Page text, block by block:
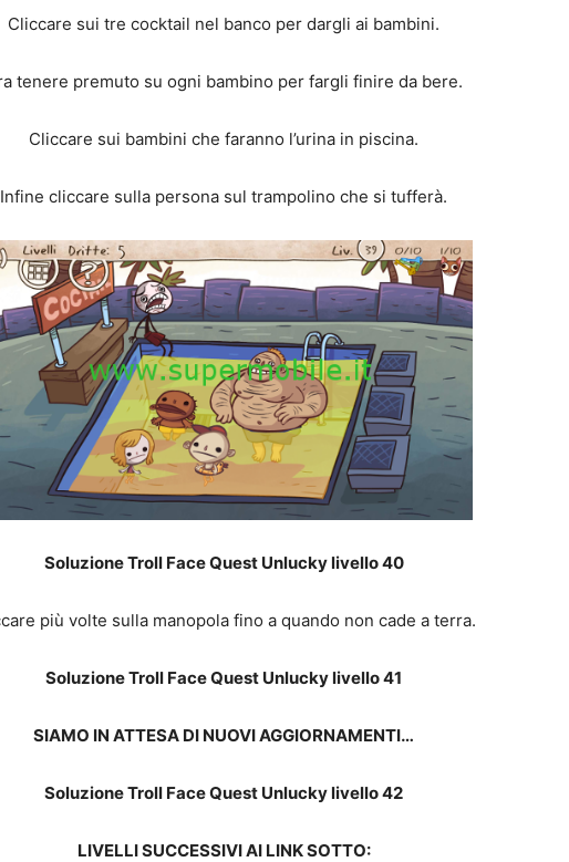
Cliccare sui tre cocktail nel banco per dargli ai bambini.
tenere premuto su ogni bambino per fargli finire da bere.
Cliccare sui bambini che faranno l’urina in piscina.
Infine cliccare sulla persona sul trampolino che si tufferà.
Soluzione Troll Face Quest Unlucky livello 40
più volte sulla manopola fino a quando non cade a terra.
Soluzione Troll Face Quest Unlucky livello 41
SIAMO IN ATTESA DI NUOVI AGGIORNAMENTI…
Soluzione Troll Face Quest Unlucky livello 42
LIVELLI SUCCESSIVI AI LINK SOTTO: